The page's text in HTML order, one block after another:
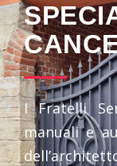
I Fratelli
manuali e